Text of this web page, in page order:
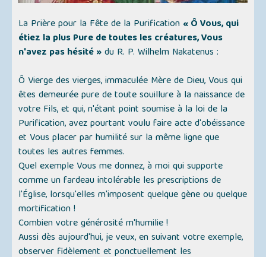
La Prière pour la Fête de la Purification « Ô Vous, qui
étiez la plus Pure de toutes les créatures, Vous
n'avez pas hésité »du R. P. Wilhelm Nakatenus :
Ô Vierge des vierges, immaculée Mère de Dieu, Vous qui
êtes demeurée pure de toute souillure à la naissance de
votre Fils, et qui, n'étant point soumise à la loi de la
Purification, avez pourtant voulu faire acte d'obéissance
et Vous placer par humilité sur la même ligne que
toutes les autres femmes.
Quel exemple Vous me donnez, à moi qui supporte
comme un fardeau intolérable les prescriptions de
l'Église, lorsqu'elles m'imposent quelque gène ou quelque
mortification !
Combien votre générosité m'humilie !
Aussi dès aujourd'hui, je veux, en suivant votre exemple,
observer fidèlement et ponctuellement les